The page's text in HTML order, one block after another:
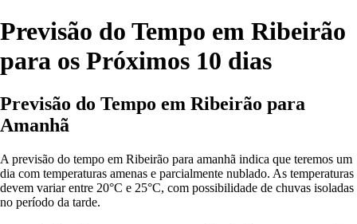
Previsão do Tempo em Ribeirão
para os Próximos 10 dias
Previsão do Tempo em Ribeirão para
Amanhã
A previsão do tempo em Ribeirão para amanhã indica que teremos um
dia com temperaturas amenas e parcialmente nublado. As temperaturas
devem variar entre 20°C e 25°C, com possibilidade de chuvas isoladas
no período da tarde.